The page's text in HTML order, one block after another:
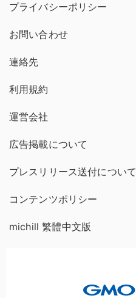
プライバシーポリシー
お問い合わせ
連絡先
利用規約
運営会社
広告掲載について
プレスリリース送付について
コンテンツポリシー
michill 繁體中文版